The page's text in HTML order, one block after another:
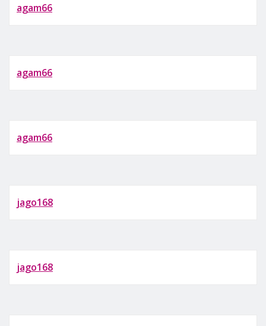
agam66
agam66
agam66
jago168
jago168